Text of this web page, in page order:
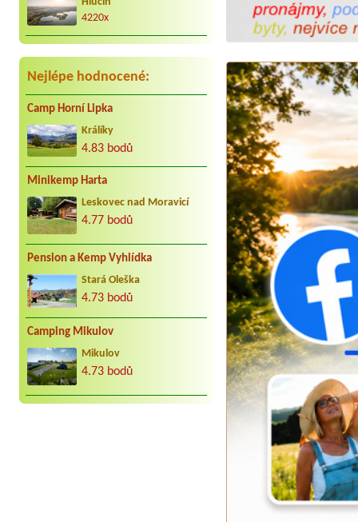
radostně. Děkujeme Vaculovi, Brno.
4220x
Nejlépe hodnocené:
Camp Horní Lipka
Králíky
4.83 bodů
Minikemp Harta
Leskovec nad Moravicí
4.77 bodů
Pension a Kemp Vyhlídka
Stará Oleška
4.73 bodů
Camping Mikulov
Mikulov
4.73 bodů